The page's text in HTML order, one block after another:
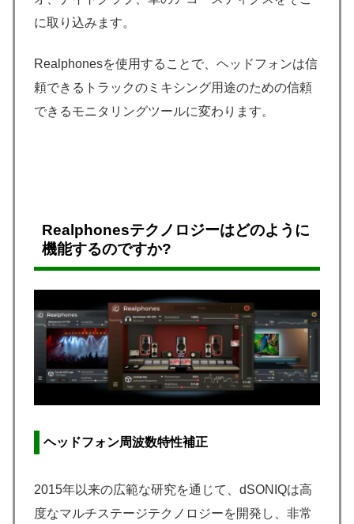
に取り込みます。
Realphonesを使用することで、ヘッドフォンは信
頼できるトラックのミキシング用途のための信頼
できるモニタリングツールに変わります。
Realphonesテクノロジーはどのように
機能するのですか?
ヘッドフォン周波数特性補正
2015年以来の広範な研究を通じて、dSONIQは高
度なマルチステージテクノロジーを開発し、非常